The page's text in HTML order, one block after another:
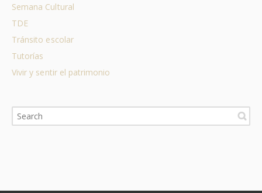
Semana Cultural
TDE
Tránsito escolar
Tutorías
Vivir y sentir el patrimonio